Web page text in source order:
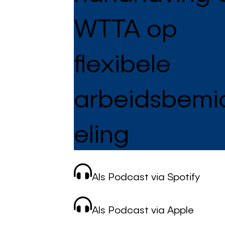
WTTA op
flexibele
eling
Als Podcast via Spotify
Als Podcast via Apple